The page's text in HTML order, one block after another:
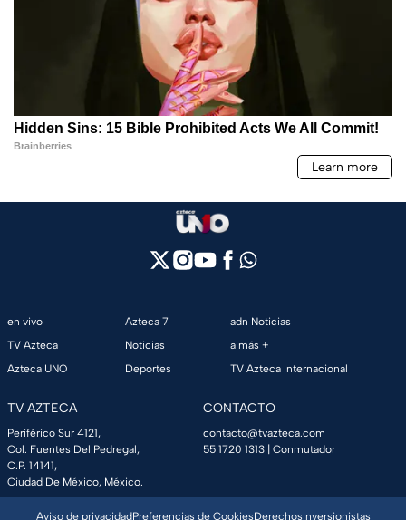
en vivo
TV Azteca
Azteca UNO
Azteca 7
Noticias
Deportes
adn Noticias
a más +
TV Azteca Internacional
TV AZTECA
Periférico Sur 4121,
Col. Fuentes Del Pedregal,
C.P. 14141,
Ciudad De México, México.
CONTACTO
contacto@tvazteca.com
55 1720 1313 | Conmutador
Aviso de privacidadPreferencias de CookiesDerechosInversionistas